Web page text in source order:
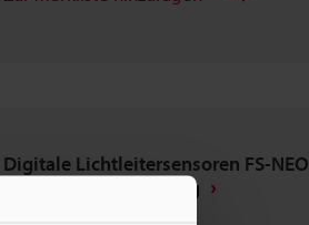
Digitale Lichtleitersensoren FS-NEO
Leitfaden zur Schulung